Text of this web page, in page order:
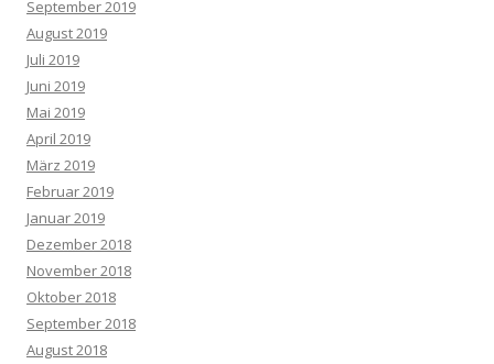
September 2019
August 2019
Juli 2019
Juni 2019
Mai 2019
April 2019
März 2019
Februar 2019
Januar 2019
Dezember 2018
November 2018
Oktober 2018
September 2018
August 2018